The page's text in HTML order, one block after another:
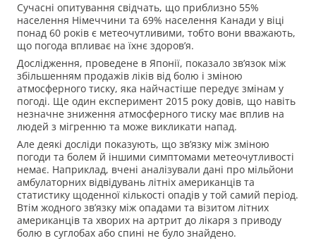
Сучасні опитування свідчать, що приблизно 55%
населення Німеччини та 69% населення Канади у віці
понад 60 років є метеочутливими, тобто вони вважають,
що погода впливає на їхнє здоров’я.
Дослідження, проведене в Японії, показало зв’язок між
збільшенням продажів ліків від болю і зміною
атмосферного тиску, яка найчастіше передує змінам у
погоді. Ще один експеримент 2015 року довів, що навіть
незначне зниження атмосферного тиску має вплив на
людей з мігренню та може викликати напад.
Але деякі досліди показують, що зв’язку між зміною
погоди та болем й іншими симптомами метеочутливості
немає. Наприклад, вчені аналізували дані про мільйони
амбулаторних відвідувань літніх американців та
статистику щоденної кількості опадів у той самий період.
Втім жодного зв’язку між опадами та візитом літних
американців та хворих на артрит до лікаря з приводу
болю в суглобах або спині не було знайдено.